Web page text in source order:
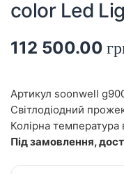
color Led
112 500.00
Артикул soonwell
Світлодіодний
Колірна температура
Під замовлення,